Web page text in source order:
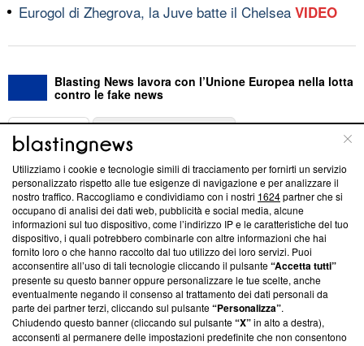
Eurogol di Zhegrova, la Juve batte il Chelsea VIDEO
Blasting News lavora con l’Unione Europea nella lotta
contro le fake news
ABOUT
Questa sezione offre informazioni trasparenti su Blasting
News, sui nostri processi editoriali e su come ci impegniamo a
creare news di qualità. Inoltre, afferma la nostra aderenza a
‘Trust Project - News with Integrity’Blasting News non è
ancora membro del programma, ma ha richiesto di farne
parte; Trust Project non ha ancora effettuato una verifica di
conformità agli standard.
Su di noi
Team editoriale
Utilizziamo i cookie e tecnologie simili di tracciamento per fornirti un servizio
personalizzato rispetto alle tue esigenze di navigazione e per analizzare il
nostro traffico. Raccogliamo e condividiamo con i nostri 1624partner che si
occupano di analisi dei dati web, pubblicità e social media, alcune
informazioni sul tuo dispositivo, come l’indirizzo IP e le caratteristiche del tuo
dispositivo, i quali potrebbero combinarle con altre informazioni che hai
fornito loro o che hanno raccolto dal tuo utilizzo dei loro servizi. Puoi
acconsentire all’uso di tali tecnologie cliccando il pulsante“Accetta tutti”
presente su questo banner oppure personalizzare le tue scelte, anche
eventualmente negando il consenso al trattamento dei dati personali da
parte dei partner terzi, cliccando sul pulsante“Personalizza”.
Chiudendo questo banner (cliccando sul pulsante“X”in alto a destra),
acconsenti al permanere delle impostazioni predefinite che non consentono